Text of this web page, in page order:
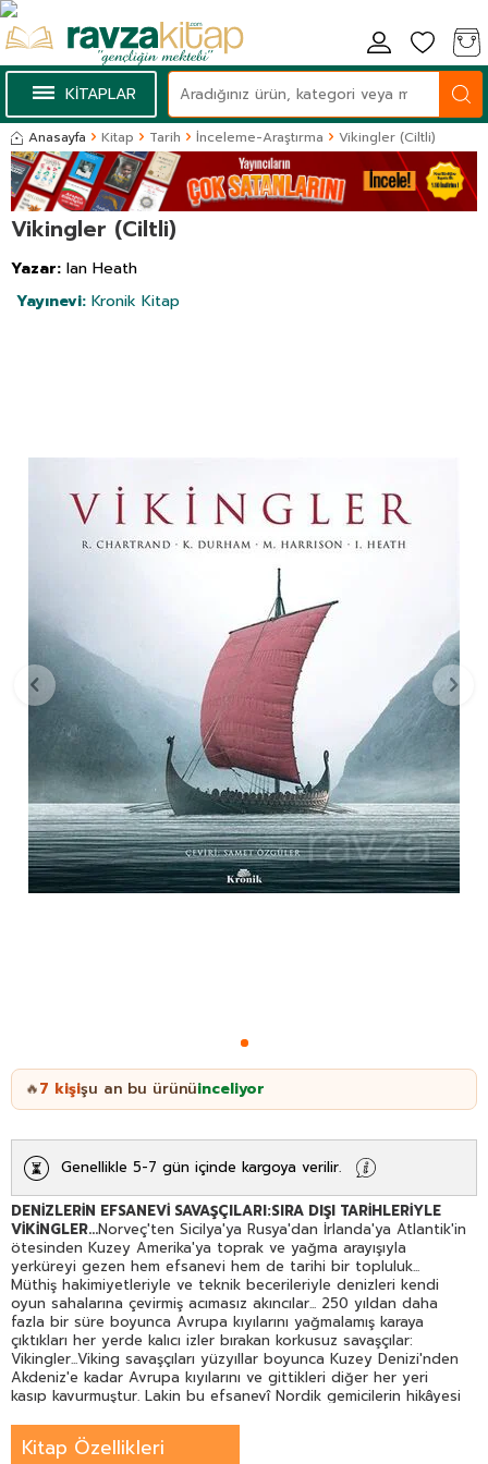
KİTAPLAR
Anasayfa Kitap Tarih İnceleme-Araştırma Vikingler (Ciltli)
Vikingler (Ciltli)
Yazar: Ian Heath
Yayınevi: Kronik Kitap
🔥7 kişişu an bu ürünüinceliyor
Genellikle 5-7 gün içinde kargoya verilir.
DENİZLERİN EFSANEVİ SAVAŞÇILARI:SIRA DIŞI TARİHLERİYLE
VİKİNGLER...Norveç'ten Sicilya'ya Rusya'dan İrlanda'ya Atlantik'in
ötesinden Kuzey Amerika'ya toprak ve yağma arayışıyla
yerküreyi gezen hem efsanevi hem de tarihi bir topluluk...
Müthiş hakimiyetleriyle ve teknik becerileriyle denizleri kendi
oyun sahalarına çevirmiş acımasız akıncılar... 250 yıldan daha
fazla bir süre boyunca Avrupa kıyılarını yağmalamış karaya
çıktıkları her yerde kalıcı izler bırakan korkusuz savaşçılar:
Vikingler...Viking savaşçıları yüzyıllar boyunca Kuzey Denizi'nden
Akdeniz'e kadar Avrupa kıyılarını ve gittikleri diğer her yeri
kasıp kavurmuştur. Lakin bu efsanevî Nordik gemicilerin hikâyesi
fazlasıdır. Savaşçılıkları dışında korkusuz birer kâşif ve yerleşimci
olan Vikingler yerkürenin her yanında yolculuklar yaparak
Kitap Özellikleri